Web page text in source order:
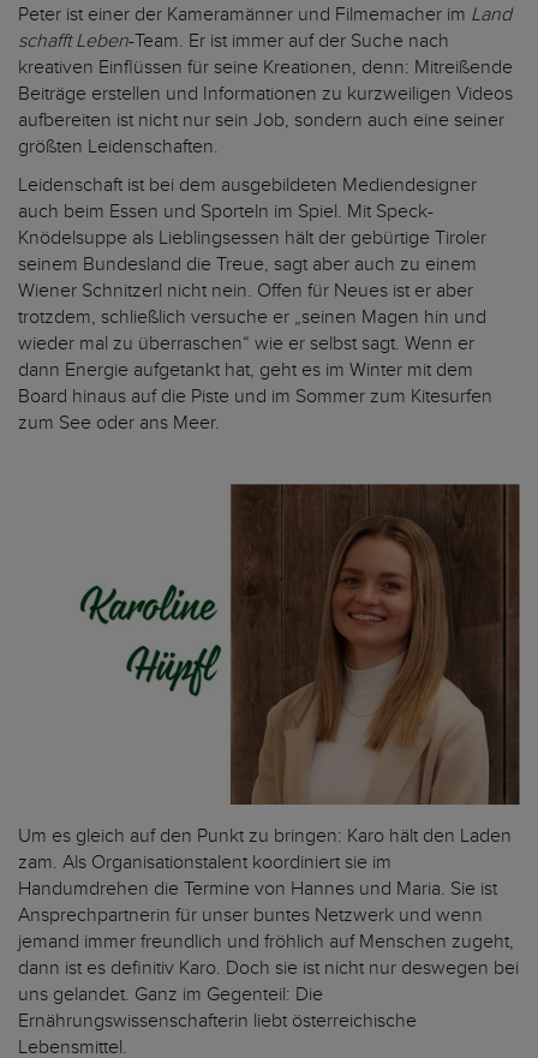
Peter ist einer der Kameramänner und Filmemacher im Land
schafft Leben-Team. Er ist immer auf der Suche nach
kreativen Einflüssen für seine Kreationen, denn: Mitreißende
Beiträge erstellen und Informationen zu kurzweiligen Videos
aufbereiten ist nicht nur sein Job, sondern auch eine seiner
größten Leidenschaften.
Leidenschaft ist bei dem ausgebildeten Mediendesigner
auch beim Essen und Sporteln im Spiel. Mit Speck-
Knödelsuppe als Lieblingsessen hält der gebürtige Tiroler
seinem Bundesland die Treue, sagt aber auch zu einem
Wiener Schnitzerl nicht nein. Offen für Neues ist er aber
trotzdem, schließlich versuche er „seinen Magen hin und
wieder mal zu überraschen“ wie er selbst sagt. Wenn er
dann Energie aufgetankt hat, geht es im Winter mit dem
Board hinaus auf die Piste und im Sommer zum Kitesurfen
zum See oder ans Meer.
Um es gleich auf den Punkt zu bringen: Karo hält den Laden
zam. Als Organisationstalent koordiniert sie im
Handumdrehen die Termine von Hannes und Maria. Sie ist
Ansprechpartnerin für unser buntes Netzwerk und wenn
jemand immer freundlich und fröhlich auf Menschen zugeht,
dann ist es definitiv Karo. Doch sie ist nicht nur deswegen bei
uns gelandet. Ganz im Gegenteil: Die
Ernährungswissenschafterin liebt österreichische
Lebensmittel.